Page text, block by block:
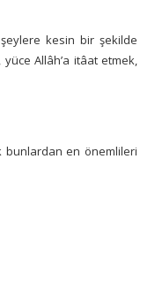
kesin bir şekilde
Allâh’a itâat etmek,
bunlardan en önemlileri